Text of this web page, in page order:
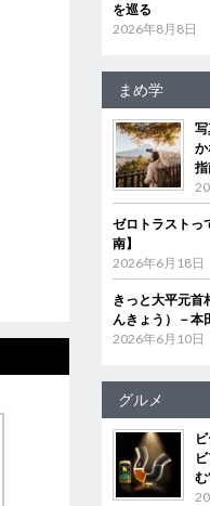
を巡る
2026年8月8日
まめ学
指
ゼロトラスト
南】
2026年6月18日
きっと大平元
んきょう）－本
2026年6月10日
グルメ